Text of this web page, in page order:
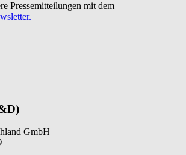
Pressemitteilungen mit dem
GmbH